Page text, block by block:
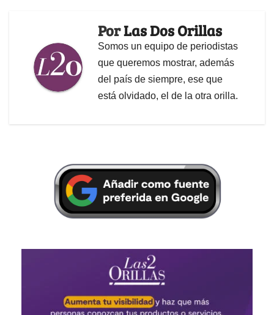
PorLas Dos Orillas
Somos un equipo de periodistas
que queremos mostrar, además
del país de siempre, ese que
está olvidado, el de la otra orilla.